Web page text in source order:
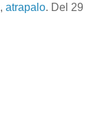
, atrapalo. Del 29